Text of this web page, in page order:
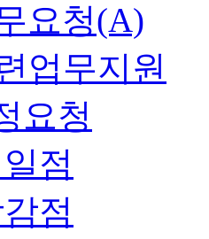
요청(A)
업무지원
요청
점
점